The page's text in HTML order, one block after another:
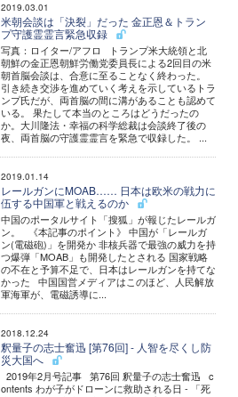
2019.03.01
米朝会談は「決裂」だった 金正恩＆トラン
プ守護霊霊言緊急収録
写真：ロイター/アフロ トランプ米大統領と北
朝鮮の金正恩朝鮮労働党委員長による2回目の米
朝首脳会談は、合意に至ることなく終わった。
引き続き交渉を進めていく考えを示しているトラ
ンプ氏だが、両首脳の間に溝があることも認めて
いる。 果たして本当のところはどうだったの
か。大川隆法・幸福の科学総裁は会談終了後の
夜、両首脳の守護霊霊言を緊急で収録した。 ...
2019.01.14
レールガンにMOAB…… 日本は欧米の戦力に
伍する中国軍と戦えるのか
中国のポータルサイト「搜狐」が報じたレールガ
ン。 《本記事のポイント》 中国が「レールガ
ン(電磁砲)」を開発か 非核兵器で最強の威力を持
つ爆弾「MOAB」も開発したとされる 国家戦略
の不在と予算不足で、日本はレールガンを持てな
かった 中国国営メディアはこのほど、人民解放
軍海軍が、電磁誘導に...
2018.12.24
釈量子の志士奮迅 [第76回] - 人智を尽くし防
災大国へ
2019年2月号記事 第76回 釈量子の志士奮迅 c
ontents わが子がドローンに救助される日 - 「死